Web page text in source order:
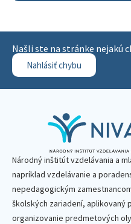
Našli ste na stránke nejakú
Nahlásiť chybu
Národný inštitút vzdelávania a
napríklad vzdelávanie a
nepedagogickým
školských zariadení, aplikovaný
organizovanie predmetových